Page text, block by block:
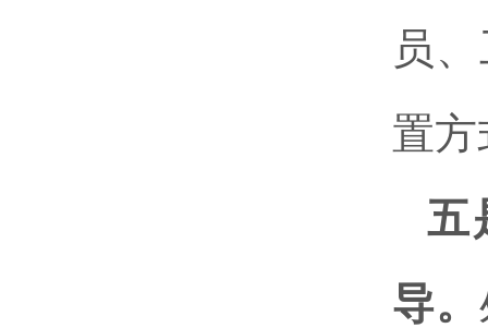
员
置
五
导。